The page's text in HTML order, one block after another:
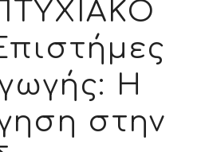
Η
στην